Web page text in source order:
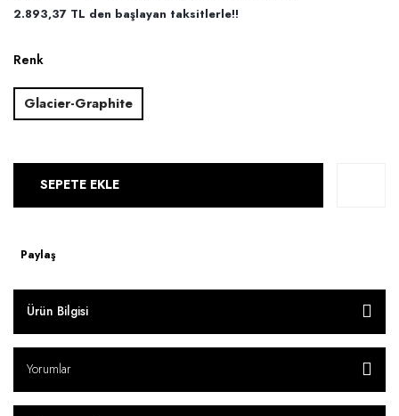
2.893,37 TL den başlayan taksitlerle!!
Renk
Glacier-Graphite
SEPETE EKLE
Paylaş
Ürün Bilgisi
Yorumlar